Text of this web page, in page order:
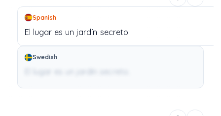
Spanish
El lugar es un jardín secreto.
Swedish